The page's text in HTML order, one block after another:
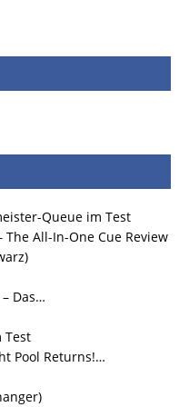
Queue im Test
All-In-One Cue Review
Das…
Test
Pool Returns!…